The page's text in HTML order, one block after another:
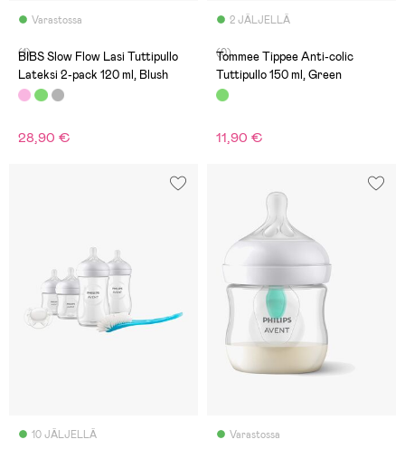
Varastossa
(1)
BIBS Slow Flow Lasi Tuttipullo
Lateksi 2-pack 120 ml, Blush
28,90 €
2 JÄLJELLÄ
(0)
Tommee Tippee Anti-colic
Tuttipullo 150 ml, Green
11,90 €
10 JÄLJELLÄ Varastossa